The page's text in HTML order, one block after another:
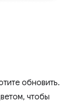
обновить.
чтобы